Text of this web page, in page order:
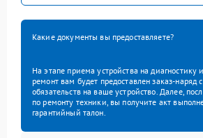
Какие документы вы предоставляете?
На этапе приема устройства на
ремонт вам будет предоставлен заказ-наряд
обязательств на ваше устройство. Далее,
по ремонту техники, вы получите акт
гарантийный талон.